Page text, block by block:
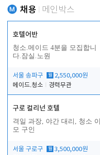
채용 메인박스
호텔어반
청소.메이드 4분을 모집합니
다.잠실.노원
서울 송파구 월 2,550,000원
메이드.청소
경력무관
구로 컬리넌 호텔
격일 과장, 야간 대리, 청소 이
모 구인
서울 구로구 월 3,500,000원